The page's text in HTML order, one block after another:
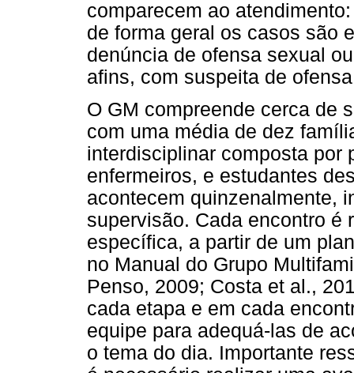
comparecem ao
de forma geral os casos são
denúncia de ofensa sexual
afins, com suspeita de
O GM compreende cerca de
com uma média de dez
interdisciplinar composta por
enfermeiros, e estudantes
acontecem quinzenalmente,
supervisão. Cada encontro é
específica, a partir de um
no Manual do Grupo
Penso, 2009; Costa et al.,
cada etapa e em cada
equipe para adequá-las de
o tema do dia. Importante